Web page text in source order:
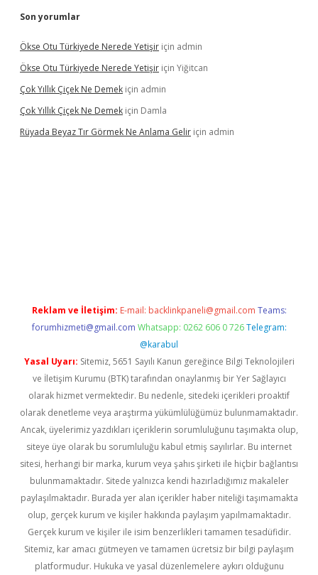
Son yorumlar
Ökse Otu Türkiyede Nerede Yetişir için admin
Ökse Otu Türkiyede Nerede Yetişir için Yiğitcan
Çok Yıllık Çiçek Ne Demek için admin
Çok Yıllık Çiçek Ne Demek için Damla
Rüyada Beyaz Tır Görmek Ne Anlama Gelir için admin
Reklam ve İletişim: E-mail: backlinkpaneli@gmail.com Teams:
forumhizmeti@gmail.com Whatsapp: 0262 606 0 726 Telegram:
@karabul
Yasal Uyarı: Sitemiz, 5651 Sayılı Kanun gereğince Bilgi Teknolojileri
ve İletişim Kurumu (BTK) tarafından onaylanmış bir Yer Sağlayıcı
olarak hizmet vermektedir. Bu nedenle, sitedeki içerikleri proaktif
olarak denetleme veya araştırma yükümlülüğümüz bulunmamaktadır.
Ancak, üyelerimiz yazdıkları içeriklerin sorumluluğunu taşımakta olup,
siteye üye olarak bu sorumluluğu kabul etmiş sayılırlar. Bu internet
sitesi, herhangi bir marka, kurum veya şahıs şirketi ile hiçbir bağlantısı
bulunmamaktadır. Sitede yalnızca kendi hazırladığımız makaleler
paylaşılmaktadır. Burada yer alan içerikler haber niteliği taşımamakta
olup, gerçek kurum ve kişiler hakkında paylaşım yapılmamaktadır.
Gerçek kurum ve kişiler ile isim benzerlikleri tamamen tesadüfidir.
Sitemiz, kar amacı gütmeyen ve tamamen ücretsiz bir bilgi paylaşım
platformudur. Hukuka ve yasal düzenlemelere aykırı olduğunu